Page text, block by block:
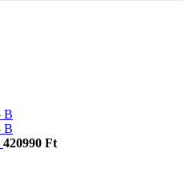
420990 Ft